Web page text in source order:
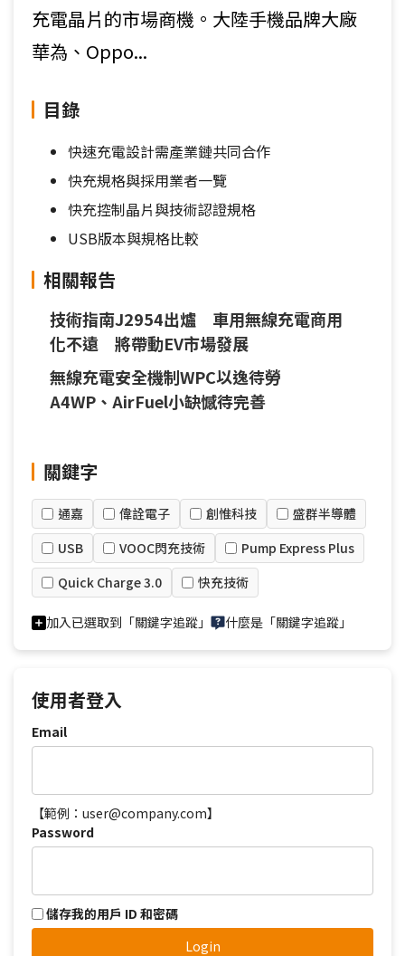
充電晶片的市場商機。大陸手機品牌大廠
華為、Oppo...
目錄
快速充電設計需產業鏈共同合作
快充規格與採用業者一覽
快充控制晶片與技術認證規格
USB版本與規格比較
相關報告
技術指南J2954出爐 車用無線充電商用
化不遠 將帶動EV市場發展
無線充電安全機制WPC以逸待勞
A4WP、AirFuel小缺憾待完善
關鍵字
通嘉 偉詮電子 創惟科技
盛群半導體
USB
VOOC閃充技術
Pump Express Plus
Quick Charge 3.0
快充技術
加入已選取到「關鍵字追蹤」 什麼是「關鍵字追蹤」
使用者登入
Email
【範例：user@company.com】
Password
儲存我的用戶 ID 和密碼
Login